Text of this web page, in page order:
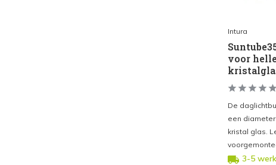
Intura
voor
De
een
kristal glas.
3-5